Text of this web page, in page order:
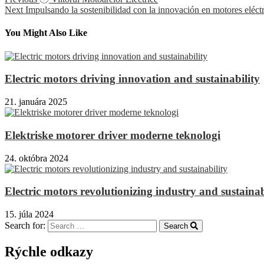
Next Impulsando la sostenibilidad con la innovación en motores
You Might Also Like
Electric motors driving innovation and sustainability
21. januára 2025
Elektriske motorer driver moderne teknologi
24. októbra 2024
Electric motors revolutionizing industry and
15. júla 2024
Search for:
Search
Rýchle odkazy